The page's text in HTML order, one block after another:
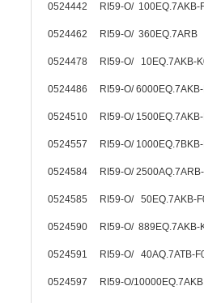
0524442 RI59-O/
0524462 RI59-O/ 360EQ.7ARB
0524478 RI59-O/ 10EQ.7AKB-
0524486 RI59-O/
0524510 RI59-O/
0524557 RI59-O/
0524584 RI59-O/
0524585 RI59-O/ 50EQ.7AKB-
0524590 RI59-O/ 889EQ.7AKB-
0524591 RI59-O/ 40AQ.7ATB-
0524597 RI59-O/10000EQ.7AKB